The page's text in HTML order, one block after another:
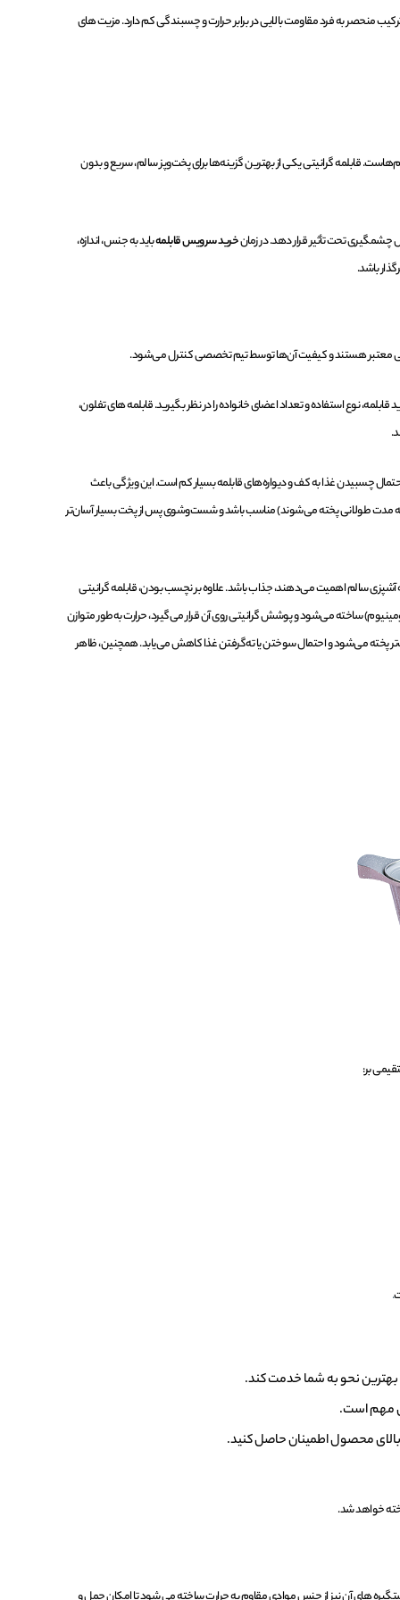
منحصر به ‌فرد مقاومت بالایی در برابر حرارت و چسبندگی کم دارد. مزیت های
قابلمه گرانیتی یکی از بهترین گزینه‌ها برای پخت‌وپز سالم، سریع و بدون
چشمگیری تحت تأثیر قرار دهد. در زمانخرید سرویس قابلمهباید به جنس، اندازه،
باشد.
معتبر هستند و کیفیت آن‌ها توسط تیم تخصصی کنترل می‌شود.
نوع استفاده و تعداد اعضای خانواده را در نظر بگیرید. قابلمه های تفلون،
چسبیدن غذا به کف و دیواره‌های قابلمه بسیار کم است. این ویژگی باعث
طولانی پخته می‌شوند) مناسب باشد و شست‌وشوی پس از پخت بسیار آسان‌تر
سالم اهمیت می‌دهند، جذاب باشد. علاوه بر نچسب بودن، قابلمه گرانیتی
ساخته می‌شود و پوشش گرانیتی روی آن قرار می‌گیرد، حرارت به‌طور متوازن
پخته می‌شود و احتمال سوختن یا ته‌گرفتن غذا کاهش می‌یابد. همچنین، ظاهر
بر:
.
بهترین نحو به شما خدمت کند.
مهم است.
بالای محصول اطمینان حاصل کنید.
خواهد شد.